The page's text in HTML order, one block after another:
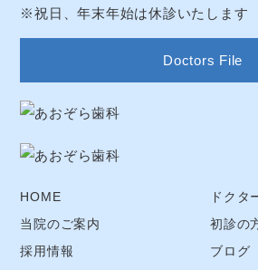
※祝日、年末年始は休診いたします
Doctors File
HOME
ドクタ
当院のご案内
初診の
採用情報
ブログ